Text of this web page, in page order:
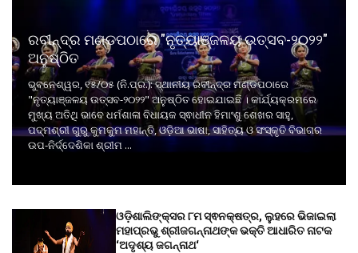
ରବୀନ୍ଦ୍ର ମଣ୍ଡପଠାରେ "ନୃତ୍ୟାଞ୍ଜଳୟ ଉତ୍ସବ-୨୦୨୨"
ଅନୁଷ୍ଠିତ
ଭୁବନେଶ୍ୱର, ୧୫/୦୫ (ନି.ପ୍ର.): ସ୍ଥାନୀୟ ରବୀନ୍ଦ୍ର ମଣ୍ଡପଠାରେ
"ନୃତ୍ୟାଞ୍ଜଳୟ ଉତ୍ସବ-୨୦୨୨" ଅନୁଷ୍ଠିତ ହୋଇଯାଇଛି । କାର୍ଯ୍ୟକ୍ରମରେ
ମୁଖ୍ୟ ଅତିଥି ଭାବେ ଧର୍ମଶାଳା ବିଧାୟକ ସ୍ଵାଧୀନ ହିମାଂଶୁ ଶେଖର ସାହୁ,
ପଦ୍ମଶ୍ରୀ ଗୁରୁ କୁମକୁମ ମହାନ୍ତି, ଓଡ଼ିଆ ଭାଷା, ସାହିତ୍ୟ ଓ ସଂସ୍କୃତି ବିଭାଗର
ଉପ-ନିର୍ଦ୍ଦେଶିକା ଶ୍ରୀମ ...
ଓଡ଼ିଶାଲିଙ୍କ୍ସର ୮ମ ସ୍ଵନକ୍ଷତ୍ର, ଲୁହରେ ଭିଜାଇଲା
ମହାପ୍ରଭୁ ଶ୍ରୀଜଗନ୍ନାଥଙ୍କ ଭକ୍ତି ଆଧାରିତ ନାଟକ
‘ଅଦୃଶ୍ୟ ଜଗନ୍ନାଥ‘